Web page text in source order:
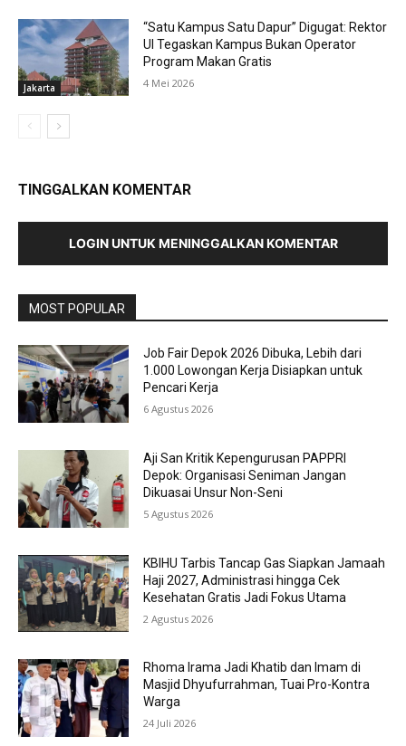
Jakarta
“Satu Kampus Satu Dapur” Digugat: Rektor
UI Tegaskan Kampus Bukan Operator
Program Makan Gratis
4 Mei 2026
TINGGALKAN KOMENTAR
LOGIN UNTUK MENINGGALKAN KOMENTAR
MOST POPULAR
Job Fair Depok 2026 Dibuka, Lebih dari
1.000 Lowongan Kerja Disiapkan untuk
Pencari Kerja
6 Agustus 2026
Aji San Kritik Kepengurusan PAPPRI
Depok: Organisasi Seniman Jangan
Dikuasai Unsur Non-Seni
5 Agustus 2026
KBIHU Tarbis Tancap Gas Siapkan Jamaah
Haji 2027, Administrasi hingga Cek
Kesehatan Gratis Jadi Fokus Utama
2 Agustus 2026
Rhoma Irama Jadi Khatib dan Imam di
Masjid Dhyufurrahman, Tuai Pro-Kontra
Warga
24 Juli 2026